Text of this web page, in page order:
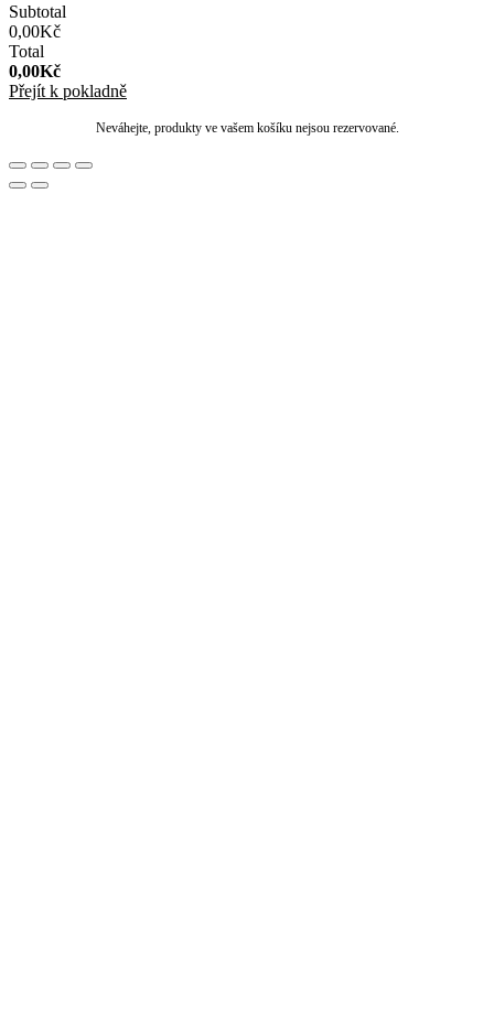
Subtotal
0,00Kč
Total
0,00Kč
Přejít k pokladně
Neváhejte, produkty ve vašem košíku nejsou rezervované.